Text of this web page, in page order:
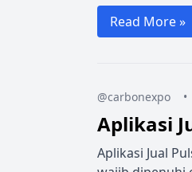
Read More »
@carbonexpo •
Aplikasi
Aplikasi Jual